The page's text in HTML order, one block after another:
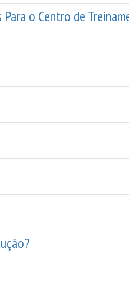
o Centro de